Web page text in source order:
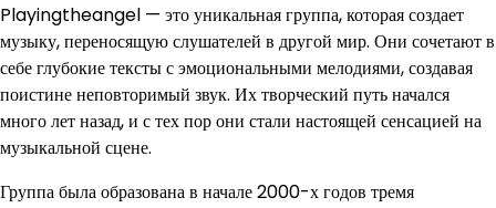
Playingtheangel — это уникальная группа, которая создает
музыку, переносящую слушателей в другой мир. Они сочетают в
себе глубокие тексты с эмоциональными мелодиями, создавая
поистине неповторимый звук. Их творческий путь начался
много лет назад, и с тех пор они стали настоящей сенсацией на
музыкальной сцене.
Группа была образована в начале 2000-х годов тремя